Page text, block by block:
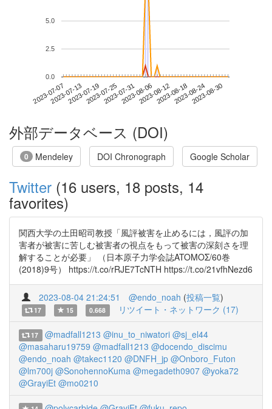
2023-07-072023-07-132023-07-192023-07-252023-07-312023-08-062023-08-122023-08-182023-08-242023-08-30
0.0
2.5
5.0
外部データベース (DOI)
0 Mendeley DOI Chronograph Google Scholar
Twitter (16 users, 18 posts, 14
favorites)
関西大学の土田昭司教授「風評被害を止めるには，風評の加
害者が被害に苦しむ被害者の視点をもって被害の深刻さを理
解することが必要」 （日本原子力学会誌ATOMOΣ/60巻
(2018)9号） https://t.co/rRJE7TcNTH https://t.co/21vfhNezd6
2023-08-04 21:24:51 @endo_noah (投稿一覧)
17 15 0.668 リツイート・ネットワーク (17)
17 @madfall1213 @inu_to_niwatori @sj_el44
@masaharu19759 @madfall1213 @docendo_discimu
@endo_noah @takec1120 @DNFH_jp @Onboro_Futon
@lm700j @SonohennoKuma @megadeth0907 @yoka72
@GrayiEt @mo0210